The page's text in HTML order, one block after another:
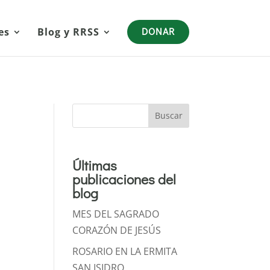
Blog y RRSS DONAR
Buscar
Últimas
publicaciones del
blog
MES DEL SAGRADO
CORAZÓN DE JESÚS
ROSARIO EN LA ERMITA
SAN ISIDRO